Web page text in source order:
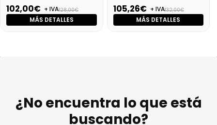
102,00€ + IVA128,00€
MÁS DETALLES
105,26€ + IVA132,00€
MÁS DETALLES
¿No encuentra lo que está
buscando?